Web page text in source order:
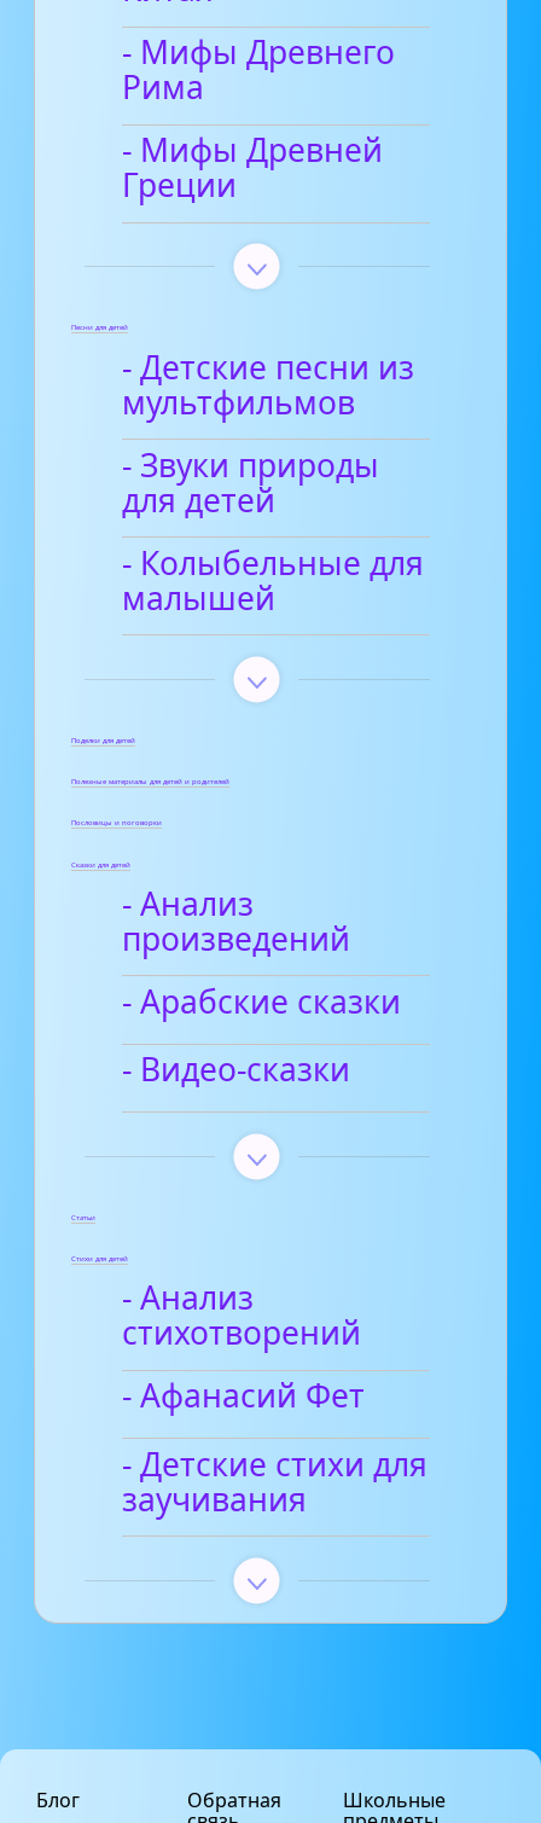
- Мифы Древнего
Рима
- Мифы Древней
Греции
Песни для детей
- Детские песни из
мультфильмов
- Звуки природы
для детей
- Колыбельные для
малышей
Поделки для детей
Полезные материалы для детей и родителей
Пословицы и поговорки
Сказки для детей
- Анализ
произведений
- Арабские сказки
- Видео-сказки
Статьи
Стихи для детей
- Анализ
стихотворений
- Афанасий Фет
- Детские стихи для
заучивания
Блог Обратная Школьные